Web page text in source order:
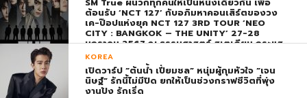
ต้อนรับ ‘NCT 127’ กับอภิมหาคอนเสิร์ตของวง
เค-ป๊อปแห่งยุค NCT 127 3RD TOUR ‘NEO
CITY : BANGKOK – THE UNITY’ 27-28
มกราคม 2567 ณ ธรรมศาสตร์ สเตเดียม กระแส
ตอบรับยิ่งใหญ่สมการรอคอย บัตร SOLD OUT
ทุกที่นั่งทันทีที่เปิดจำหน่าย !
KOREA
เปิดวาร์ป “ต้นน้ำ เปี่ยมชล” หนุ่มผู้กุมหัวใจ “เจน
นิษฐ์” รักนี้ไม่มีปิด ยกให้เป็นช่วงกราฟชีวิตที่พุ่ง
งานปัง รักเริ่ด